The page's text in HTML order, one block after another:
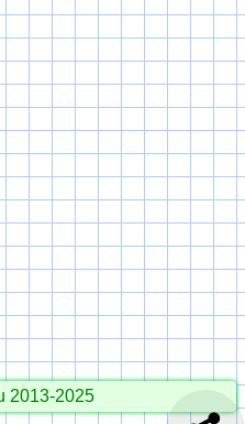
2013-2025